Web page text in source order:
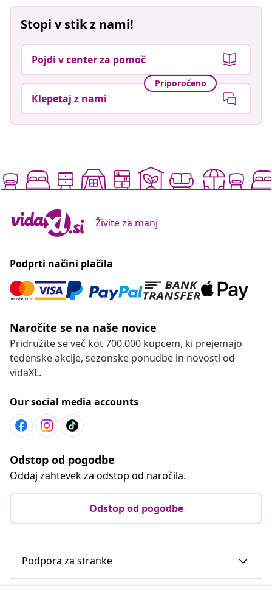
Stopi v stik z nami!
Pojdi v center za pomoč
Priporočeno
Klepetaj z nami
Živite za manj
Podprti načini plačila
Naročite se na naše novice
Pridružite se več kot 700.000 kupcem, ki prejemajo
tedenske akcije, sezonske ponudbe in novosti od
vidaXL.
Our social media accounts
Odstop od pogodbe
Oddaj zahtevek za odstop od naročila.
Odstop od pogodbe
Podpora za stranke